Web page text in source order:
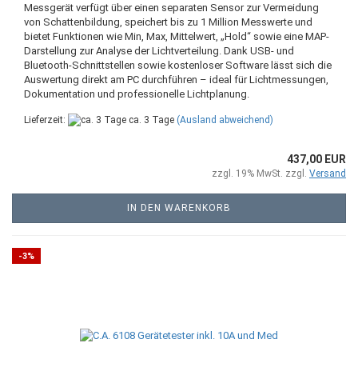
Messgerät verfügt über einen separaten Sensor zur Vermeidung
von Schattenbildung, speichert bis zu 1 Million Messwerte und
bietet Funktionen wie Min, Max, Mittelwert, „Hold“ sowie eine MAP-
Darstellung zur Analyse der Lichtverteilung. Dank USB- und
Bluetooth-Schnittstellen sowie kostenloser Software lässt sich die
Auswertung direkt am PC durchführen – ideal für Lichtmessungen,
Dokumentation und professionelle Lichtplanung.
Lieferzeit: ca. 3 Tage (Ausland abweichend)
437,00 EUR
zzgl. 19% MwSt. zzgl. Versand
IN DEN WARENKORB
-3%